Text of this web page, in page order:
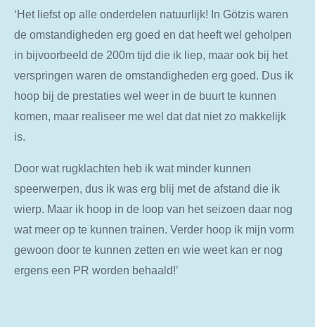
‘Het liefst op alle onderdelen natuurlijk! In Götzis waren
de omstandigheden erg goed en dat heeft wel geholpen
in bijvoorbeeld de 200m tijd die ik liep, maar ook bij het
verspringen waren de omstandigheden erg goed. Dus ik
hoop bij de prestaties wel weer in de buurt te kunnen
komen, maar realiseer me wel dat dat niet zo makkelijk
is.
Door wat rugklachten heb ik wat minder kunnen
speerwerpen, dus ik was erg blij met de afstand die ik
wierp. Maar ik hoop in de loop van het seizoen daar nog
wat meer op te kunnen trainen. Verder hoop ik mijn vorm
gewoon door te kunnen zetten en wie weet kan er nog
ergens een PR worden behaald!’